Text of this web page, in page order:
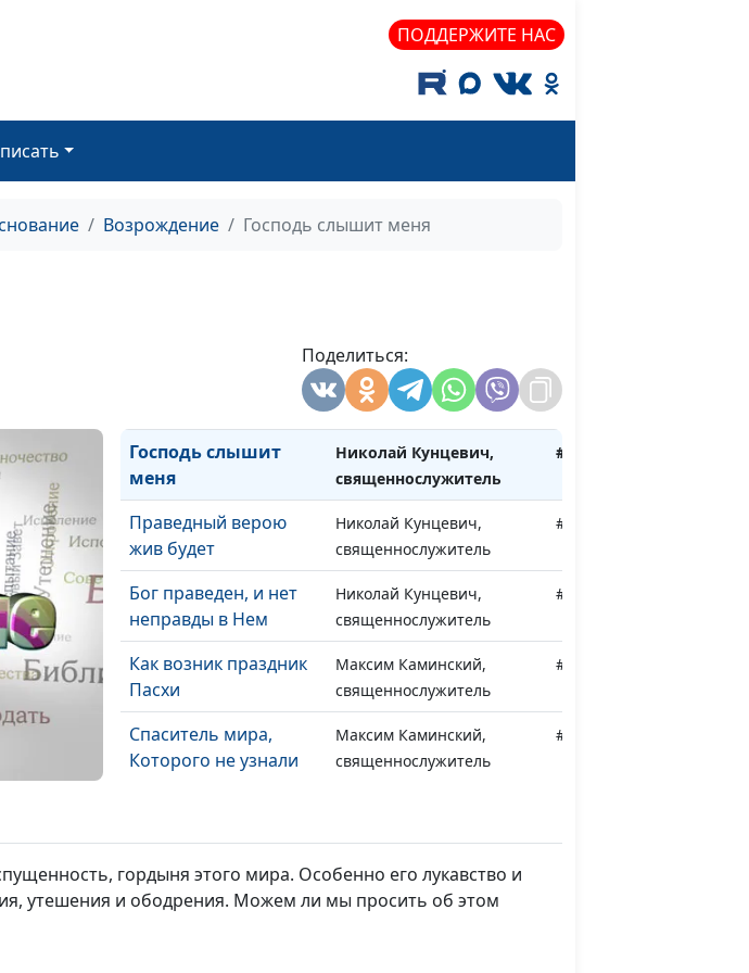
ПОДДЕРЖИТЕ НАС
Возрождение Господь слышит меня
Поделиться:
Николай Кунцевич,
священнослужитель
#205
Николай Кунцевич,
священнослужитель
#204
Притча о Завете
Николай Кунцевич,
священнослужитель
#200
Господь слышит
меня
Николай Кунцевич,
священнослужитель
#199
Праведный верою
жив будет
Николай Кунцевич,
священнослужитель
#198
Бог праведен, и нет
неправды в Нем
Николай Кунцевич,
священнослужитель
#197
Как возник праздник
Пасхи
Максим Каминский,
священнослужитель
#196
Спаситель мира,
Которого не узнали
Максим Каминский,
священнослужитель
#195
Вечная жизнь в
Царстве Божьем
Максим Каминский,
священнослужитель
гордыня этого мира. Особенно его лукавство и
утешения и ободрения. Можем ли мы просить об этом